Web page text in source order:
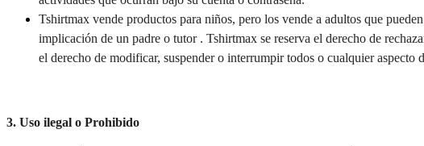
Tshirtmax vende productos para niños, pero los vende a adultos que
implicación de un padre o tutor . Tshirtmax se reserva el derecho de
el derecho de modificar, suspender o interrumpir todos o cualquier
3. Uso ilegal o Prohibido